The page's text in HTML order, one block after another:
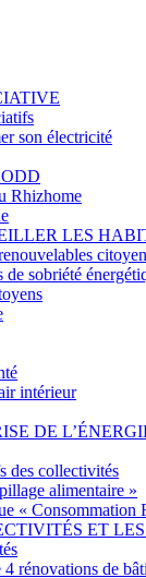
son électricité
ODD
Rhizhome
LES
sobriété
intérieur
DE
des collectivités
alimentaire »
« Consommation
ET
rénovations de